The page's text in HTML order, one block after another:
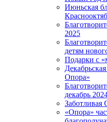
Июньская
2025
детям
Подарки с
Опора»
декабрь
Заботливая
«Опора»